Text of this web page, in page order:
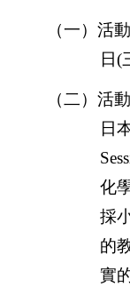
（一）活
日(
（二）活
日
化
採
的
實